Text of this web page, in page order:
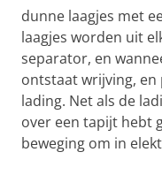
dunne laagjes met
laagjes worden uit
separator, en
ontstaat wrijving,
lading. Net als de
over een tapijt hebt
beweging om in